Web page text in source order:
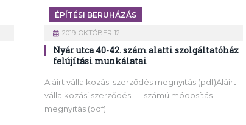
ÉPÍTÉSI BERUHÁZÁS
2019. OKTÓBER 12.
Nyár utca 40-42. szám alatti szolgáltatóház
felújítási munkálatai
Aláírt vállalkozási szerződés megnyitás (pdf)Aláírt
vállalkozási szerződés - 1. számú módosítás
megnyitás (pdf)